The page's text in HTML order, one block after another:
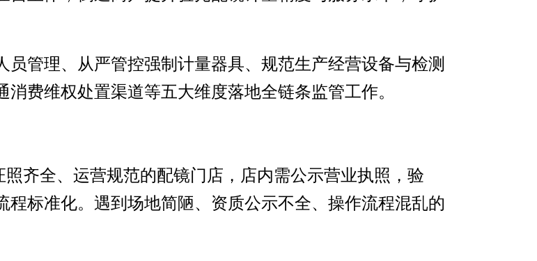
管理、从严管控强制计量器具、规范生产经营设备与检测
费维权处置渠道等五大维度落地全链条监管工作。
齐全、运营规范的配镜门店，店内需公示营业执照，验
标准化。遇到场地简陋、资质公示不全、操作流程混乱的